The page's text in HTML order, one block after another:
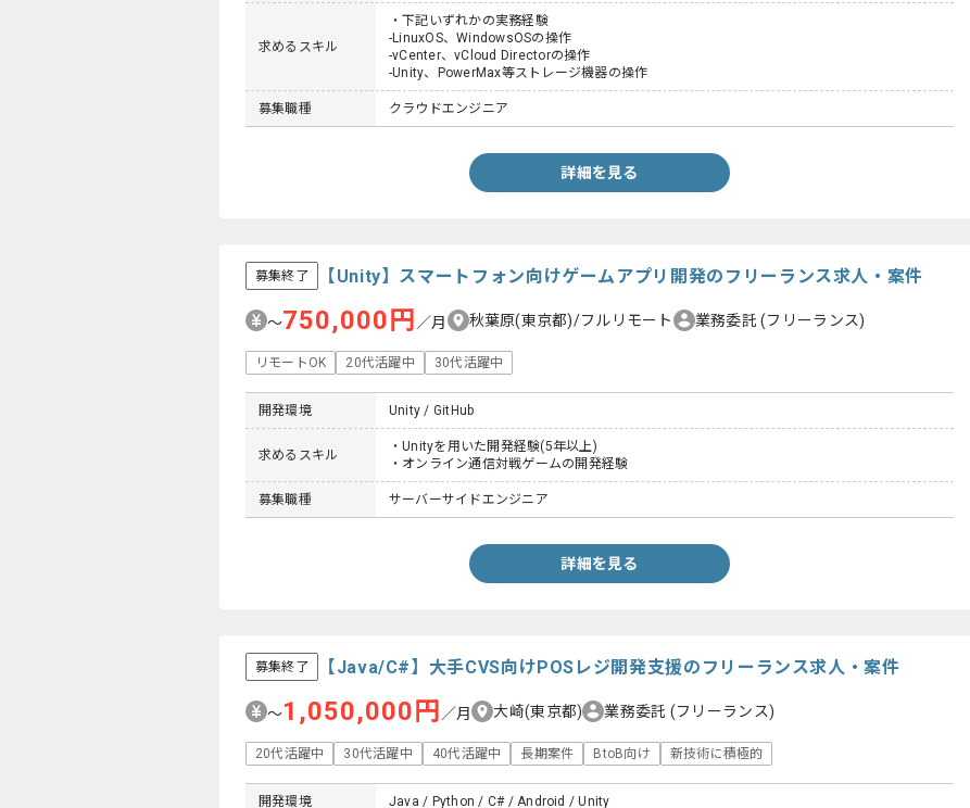
求めるスキル
・下記いずれかの実務経験
-LinuxOS、WindowsOSの操作
-vCenter、vCloud Directorの操作
-Unity、PowerMax等ストレージ機器の操作
募集職種 クラウドエンジニア
詳細を見る
募集終了 【Unity】スマートフォン向けゲームアプリ開発のフリーランス求人・案件
〜750,000円 ／月 秋葉原(東京都)/フルリモート 業務委託(フリーランス)
リモートOK 20代活躍中 30代活躍中
開発環境 Unity / GitHub
求めるスキル
・Unityを用いた開発経験(5年以上)
・オンライン通信対戦ゲームの開発経験
募集職種 サーバーサイドエンジニア
詳細を見る
募集終了 【Java/C#】大手CVS向けPOSレジ開発支援のフリーランス求人・案件
〜1,050,000円 ／月 大崎(東京都) 業務委託 (フリーランス)
20代活躍中 30代活躍中 40代活躍中 長期案件 BtoB向け 新技術に積極的
開発環境 Java / Python / C# / Android / Unity